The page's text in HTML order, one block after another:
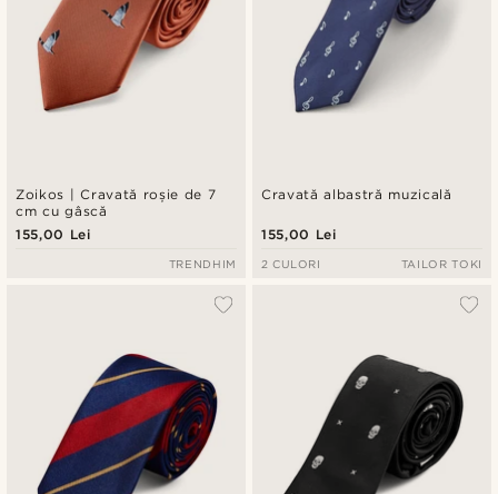
Zoikos | Cravată roșie de 7
cm cu gâscă
155,00 Lei
TRENDHIM
Cravată albastră muzicală
155,00 Lei
2 CULORI TAILOR TOKI